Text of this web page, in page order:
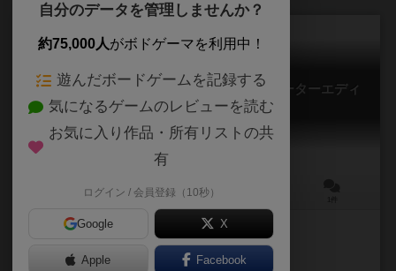
クリーチャー・コンフォート：キックスターターエディ
ション
45分前後
作品説明文の編集者を募集中
自分のデータを管理しませんか？
約75,000人がボドゲーマを利用中！
遊んだボードゲームを記録する
気になるゲームのレビューを読む
お気に入り作品・所有リストの共
有
ログイン / 会員登録（10秒）
Google X
Apple Facebook